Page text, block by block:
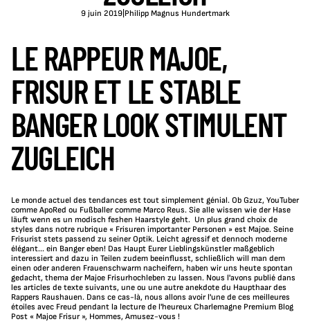
9 juin 2019| Philipp Magnus Hundertmark
LE RAPPEUR MAJOE,
FRISUR ET LE STABLE
BANGER LOOK STIMULENT
ZUGLEICH
Le monde actuel des tendances est tout simplement génial. Ob Gzuz, YouTuber
comme ApoRed ou Fußballer comme Marco Reus. Sie alle wissen wie der Hase
läuft wenn es un modisch feshen Haarstyle geht. Un plus grand choix de
styles dans notre rubrique « Frisuren importanter Personen » est Majoe. Seine
Frisurist stets passend zu seiner Optik. Leicht agressif et dennoch moderne
élégant... ein Banger eben! Das Haupt Eurer Lieblingskünstler maßgeblich
interessiert and dazu in Teilen zudem beeinflusst, schließlich will man dem
einen oder anderen Frauenschwarm nacheifern, haben wir uns heute spontan
gedacht, thema der Majoe Frisurhochleben zu lassen. Nous l'avons publié dans
les articles de texte suivants, une ou une autre anekdote du Haupthaar des
Rappers Raushauen. Dans ce cas-là, nous allons avoir l'une de ces meilleures
étoiles avec Freud pendant la lecture de l'heureux Charlemagne Premium Blog
Post « Majoe Frisur », Hommes, Amusez-vous !